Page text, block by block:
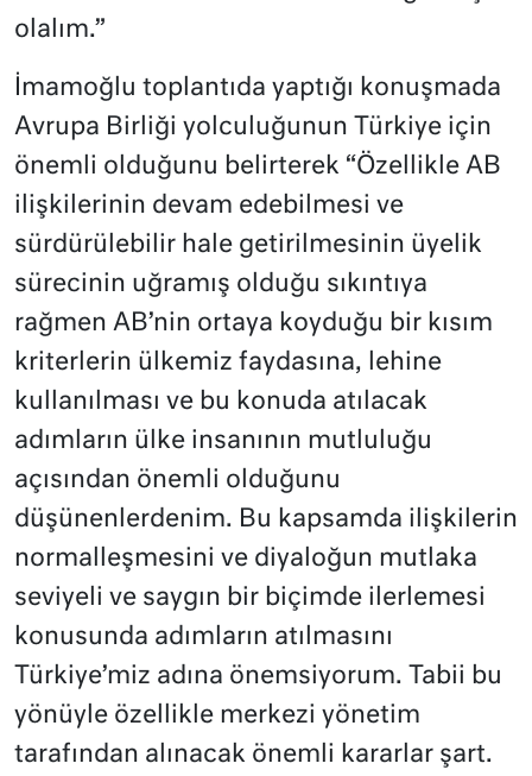
olalım.”
İmamoğlu toplantıda yaptığı konuşmada
Avrupa Birliği yolculuğunun Türkiye için
önemli olduğunu belirterek “Özellikle AB
ilişkilerinin devam edebilmesi ve
sürdürülebilir hale getirilmesinin üyelik
sürecinin uğramış olduğu sıkıntıya
rağmen AB’nin ortaya koyduğu bir kısım
kriterlerin ülkemiz faydasına, lehine
kullanılması ve bu konuda atılacak
adımların ülke insanının mutluluğu
açısından önemli olduğunu
düşünenlerdenim. Bu kapsamda ilişkilerin
normalleşmesini ve diyaloğun mutlaka
seviyeli ve saygın bir biçimde ilerlemesi
konusunda adımların atılmasını
Türkiye’miz adına önemsiyorum. Tabii bu
yönüyle özellikle merkezi yönetim
tarafından alınacak önemli kararlar şart.